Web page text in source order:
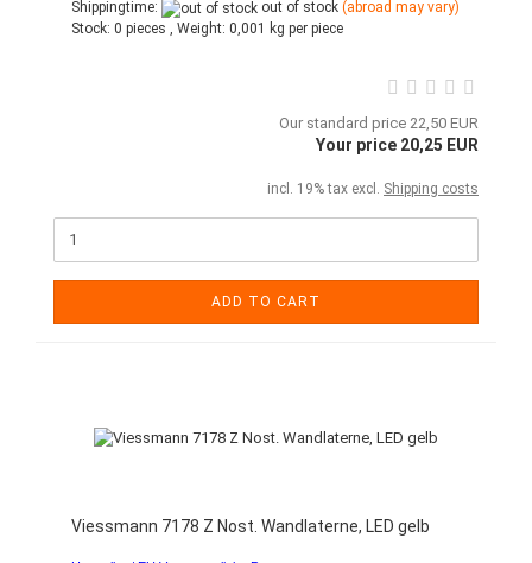
Shippingtime:
out of stock (abroad may vary)
Stock: 0 pieces , Weight: 0,001 kg per piece
Our standard price 22,50 EUR
Your price 20,25 EUR
incl. 19% tax excl. Shipping costs
ADD TO CART
Viessmann 7178 Z Nost. Wandlaterne, LED gelb